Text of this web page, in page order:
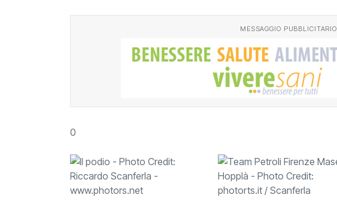
MESSAGGIO PUBBLICITARIO
0